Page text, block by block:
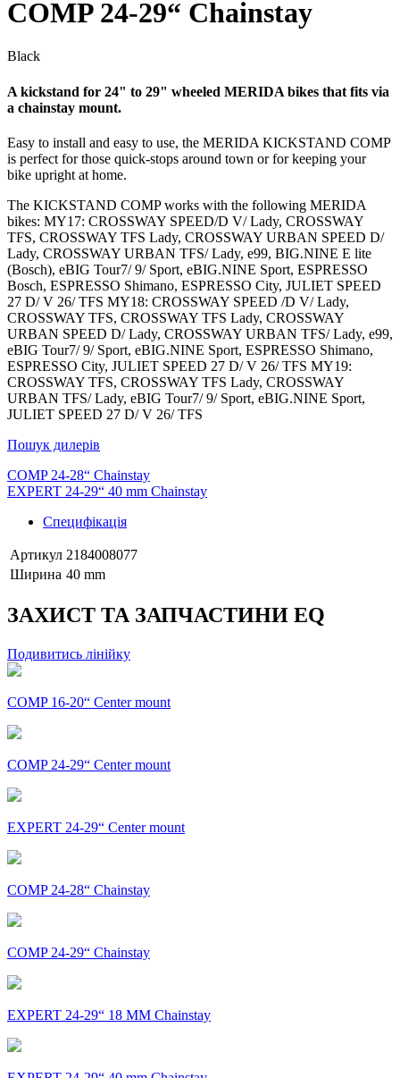
COMP 24-29“ Chainstay
Black
A kickstand for 24" to 29" wheeled MERIDA bikes that fits via
a chainstay mount.
Easy to install and easy to use, the MERIDA KICKSTAND COMP
is perfect for those quick-stops around town or for keeping your
bike upright at home.
The KICKSTAND COMP works with the following MERIDA
bikes: MY17: CROSSWAY SPEED/D V/ Lady, CROSSWAY
TFS, CROSSWAY TFS Lady, CROSSWAY URBAN SPEED D/
Lady, CROSSWAY URBAN TFS/ Lady, e99, BIG.NINE E lite
(Bosch), eBIG Tour7/ 9/ Sport, eBIG.NINE Sport, ESPRESSO
Bosch, ESPRESSO Shimano, ESPRESSO City, JULIET SPEED
27 D/ V 26/ TFS MY18: CROSSWAY SPEED /D V/ Lady,
CROSSWAY TFS, CROSSWAY TFS Lady, CROSSWAY
URBAN SPEED D/ Lady, CROSSWAY URBAN TFS/ Lady, e99,
eBIG Tour7/ 9/ Sport, eBIG.NINE Sport, ESPRESSO Shimano,
ESPRESSO City, JULIET SPEED 27 D/ V 26/ TFS MY19:
CROSSWAY TFS, CROSSWAY TFS Lady, CROSSWAY
URBAN TFS/ Lady, eBIG Tour7/ 9/ Sport, eBIG.NINE Sport,
JULIET SPEED 27 D/ V 26/ TFS
Пошук дилерів
COMP 24-28“ Chainstay
EXPERT 24-29“ 40 mm Chainstay
Специфікація
Артикул 2184008077
Ширина 40 mm
ЗАХИСТ ТА ЗАПЧАСТИНИ EQ
Подивитись лінійку
COMP 16-20“ Center mount
COMP 24-29“ Center mount
EXPERT 24-29“ Center mount
COMP 24-28“ Chainstay
COMP 24-29“ Chainstay
EXPERT 24-29“ 18 MM Chainstay